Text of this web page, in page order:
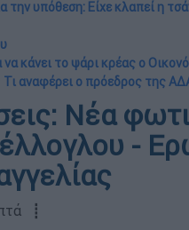
την υπόθεση: Είχε κλαπεί η
κάνει το ψάρι κρέας ο
Τι αναφέρει ο πρόεδρος της
Νέα
-
┋